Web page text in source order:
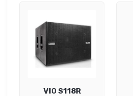
VIO S118R